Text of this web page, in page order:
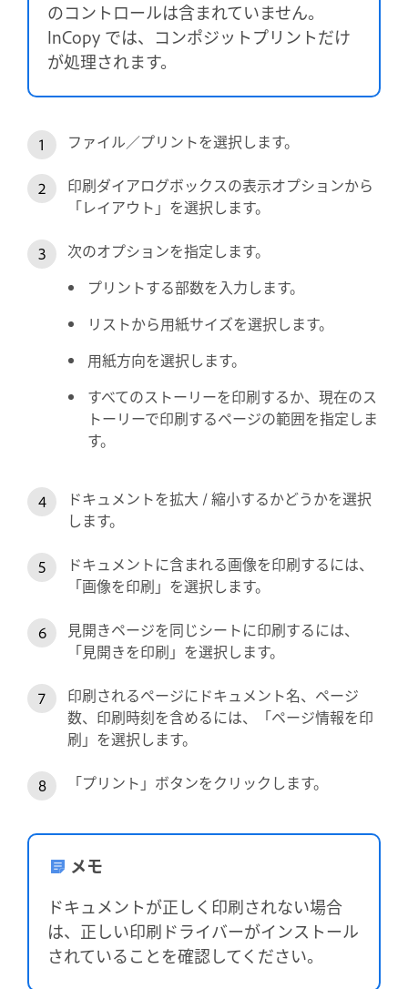
のコントロールは含まれていません。
InCopy では、コンポジットプリントだけ
が処理されます。
ファイル／プリントを選択します。
印刷ダイアログボックスの表示オプションから
「レイアウト」を選択します。
次のオプションを指定します。
プリントする部数を入力します。
リストから用紙サイズを選択します。
用紙方向を選択します。
すべてのストーリーを印刷するか、現在のス
トーリーで印刷するページの範囲を指定しま
す。
ドキュメントを拡大 / 縮小するかどうかを選択
します。
ドキュメントに含まれる画像を印刷するには、
「画像を印刷」を選択します。
見開きページを同じシートに印刷するには、
「見開きを印刷」を選択します。
印刷されるページにドキュメント名、ページ
数、印刷時刻を含めるには、「ページ情報を印
刷」を選択します。
「プリント」ボタンをクリックします。
メモ
ドキュメントが正しく印刷されない場合
は、正しい印刷ドライバーがインストール
されていることを確認してください。